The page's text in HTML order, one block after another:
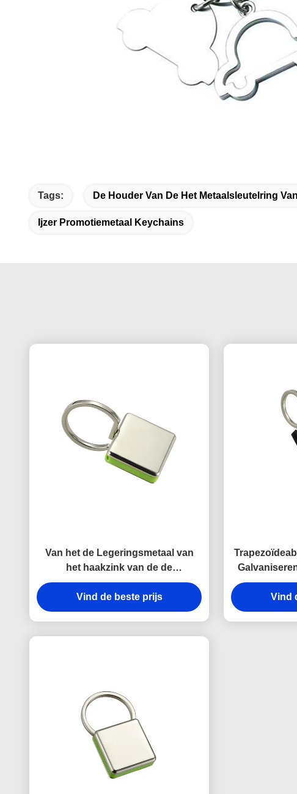
Tags: De Houder Van De Het Metaalsleutelring
Ijzer Promotiemetaal Keychains
Van het de Legeringsmetaal van
het haakzink van de de
kettingshouder Zeer belangrijke
Onverwachte Antiroest
Gegraveerde het
Vind de beste prijs
de Metaal
Vind